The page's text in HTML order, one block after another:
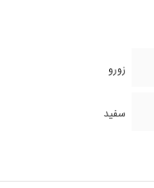
زورو
سفید